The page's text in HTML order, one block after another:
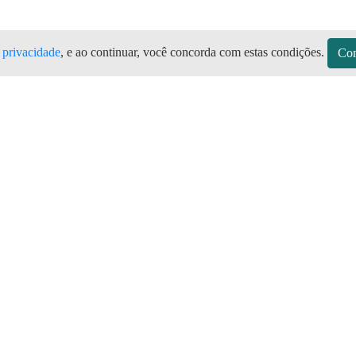
, e ao continuar, você concorda com estas condições.